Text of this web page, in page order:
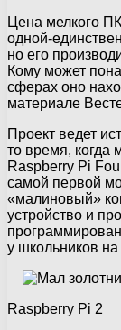
Цена мелкого
одной-
но его
Кому может
сферах оно
материале
Проект ведет
то время, когда
Raspberry Pi
самой первой
«малиновый»
устройство и
у школьников
Raspberry Pi 2